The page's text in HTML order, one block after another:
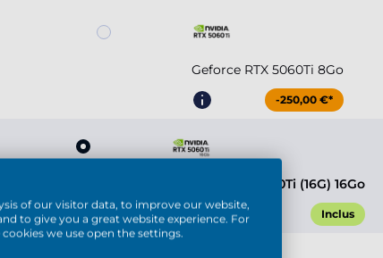
Geforce RTX 5060Ti 8Go
-250,00 €*
Geforce RTX 5060Ti (16G) 16Go
Inclus
of our visitor data, to improve our website,
to give you a great website experience. For
we use open the settings.